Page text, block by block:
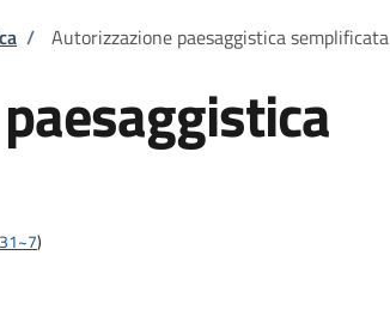
/ Autorizzazione paesaggistica semplificata
)